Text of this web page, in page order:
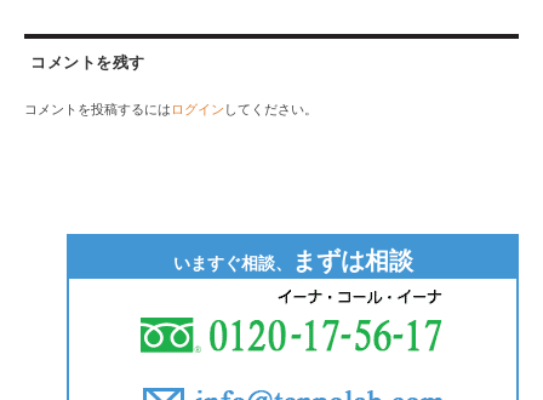
コメントを残す
コメントを投稿するには ログイン してください。
いますぐ相談、 まずは相談